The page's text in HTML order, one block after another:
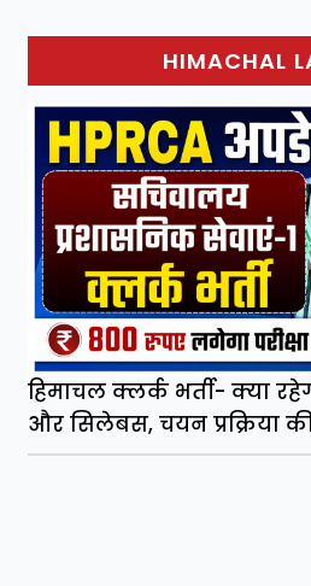
HIMACHAL
हिमाचल क्लर्क भर्ती- क्या
और सिलेबस, चयन प्रक्रिया